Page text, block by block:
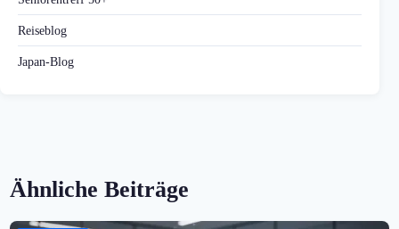
Reiseblog
Japan-Blog
Ähnliche Beiträge